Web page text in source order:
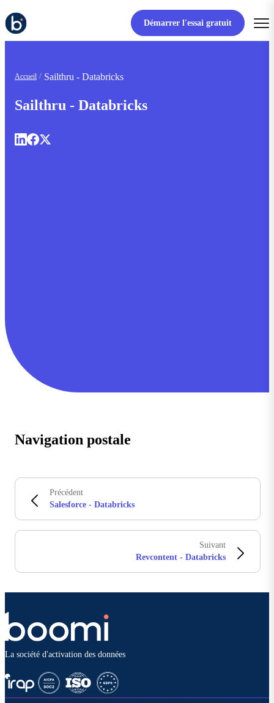
Démarrer l'essai gratuit
Accueil Sailthru - Databricks
Sailthru - Databricks
Navigation postale
Précédent
Salesforce - Databricks
Suivant
Revcontent - Databricks
La société d'activation des données